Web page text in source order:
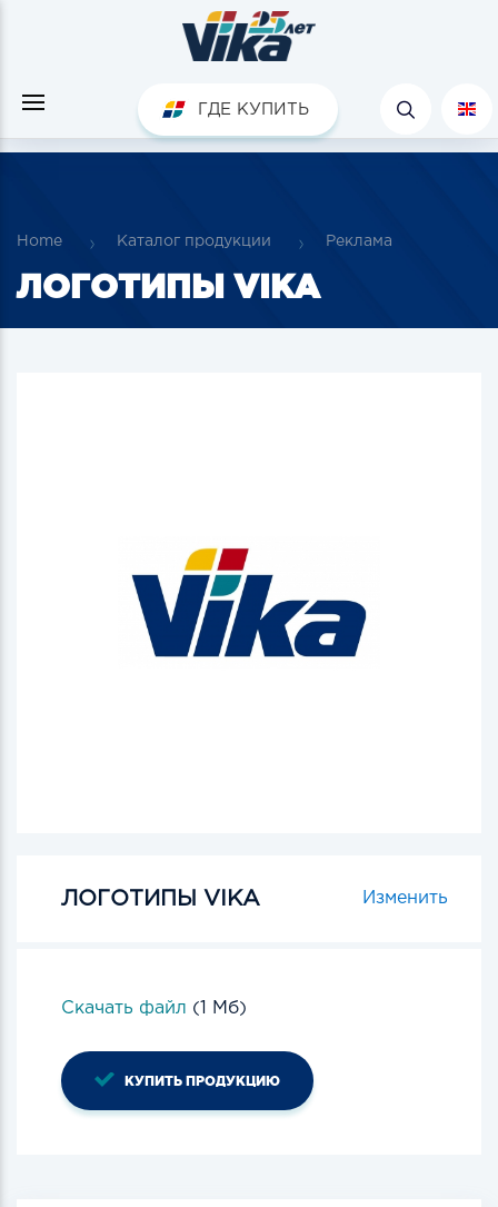
ГДЕ КУПИТЬ
Home Каталог продукции Реклама
ЛОГОТИПЫ VIKA
ЛОГОТИПЫ VIKA Изменить
Скачать файл (1 Мб)
КУПИТЬ ПРОДУКЦИЮ